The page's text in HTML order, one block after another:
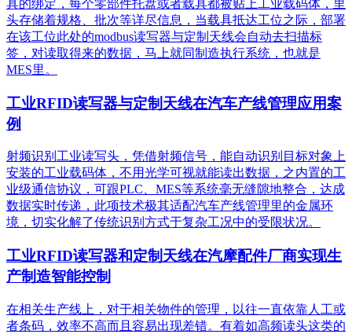
具的绑定，每个零部件托盘或者载具都被贴上工业载码体，里
头存储着规格、批次等详尽信息，当载具抵达工位之际，部署
在该工位此处的modbus读写器与定制天线会自动去扫描标
签，对读取得来的数据，马上就同制造执行系统，也就是
MES里。
工业RFID读写器与定制天线在汽车产线管理应用案
例
射频识别工业读写头，凭借射频信号，能自动识别目标对象上
安装的工业载码体，不用光学可视就能读出数据，之内置的工
业级通信协议，可跟PLC、MES等系统毫无缝隙地整合，达成
数据实时传递，此项技术极其适配汽车产线管理里的金属环
境，切实化解了传统识别方式于复杂工况中的受限状况。
工业RFID读写器和定制天线在汽摩配件厂商实现生
产制造智能控制
在相关生产线上，对于相关物件的管理，以往一直依靠人工或
者条码，效率不高而且容易出现差错。有着如高频读头这类的